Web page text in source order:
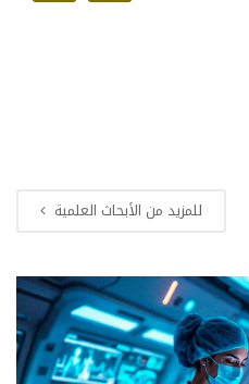
للمزيد من الأبحاث العلمية